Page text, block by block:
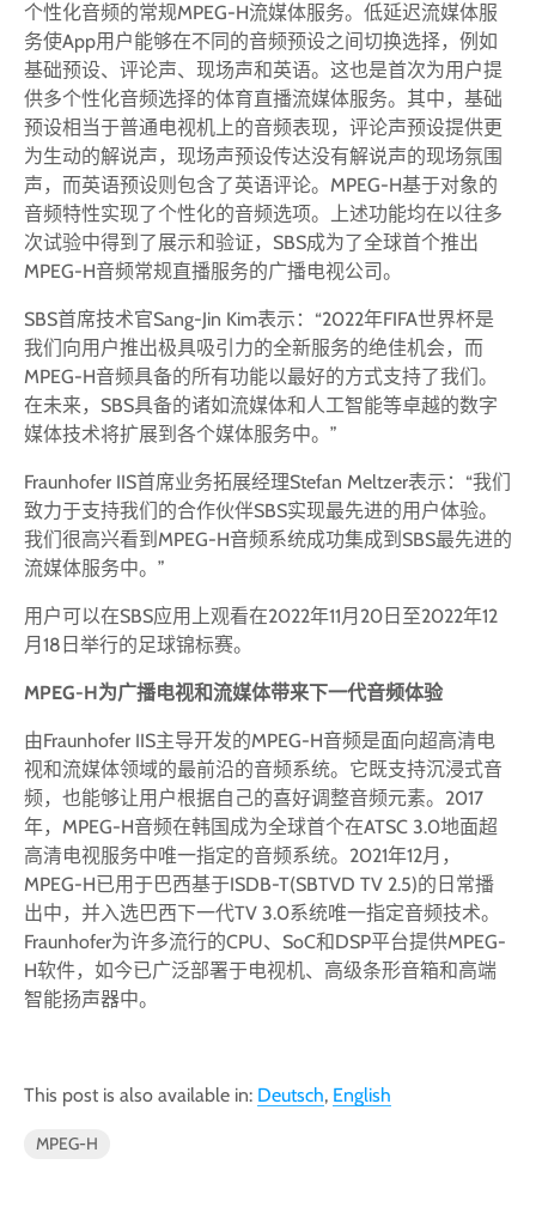
个性化音频的常规MPEG-H流媒体服务。低延迟流媒体服
务使App用户能够在不同的音频预设之间切换选择，例如
基础预设、评论声、现场声和英语。这也是首次为用户提
供多个性化音频选择的体育直播流媒体服务。其中，基础
预设相当于普通电视机上的音频表现，评论声预设提供更
为生动的解说声，现场声预设传达没有解说声的现场氛围
声，而英语预设则包含了英语评论。MPEG-H基于对象的
音频特性实现了个性化的音频选项。上述功能均在以往多
次试验中得到了展示和验证，SBS成为了全球首个推出
MPEG-H音频常规直播服务的广播电视公司。
SBS首席技术官Sang-Jin Kim表示：“2022年FIFA世界杯是
我们向用户推出极具吸引力的全新服务的绝佳机会，而
MPEG-H音频具备的所有功能以最好的方式支持了我们。
在未来，SBS具备的诸如流媒体和人工智能等卓越的数字
媒体技术将扩展到各个媒体服务中。”
Fraunhofer IIS首席业务拓展经理Stefan Meltzer表示：“我们
致力于支持我们的合作伙伴SBS实现最先进的用户体验。
我们很高兴看到MPEG-H音频系统成功集成到SBS最先进的
流媒体服务中。”
用户可以在SBS应用上观看在2022年11月20日至2022年12
月18日举行的足球锦标赛。
MPEG-H为广播电视和流媒体带来下一代音频体验
由Fraunhofer IIS主导开发的MPEG-H音频是面向超高清电
视和流媒体领域的最前沿的音频系统。它既支持沉浸式音
频，也能够让用户根据自己的喜好调整音频元素。2017
年，MPEG-H音频在韩国成为全球首个在ATSC 3.0地面超
高清电视服务中唯一指定的音频系统。2021年12月，
MPEG-H已用于巴西基于ISDB-T(SBTVD TV 2.5)的日常播
出中，并入选巴西下一代TV 3.0系统唯一指定音频技术。
Fraunhofer为许多流行的CPU、SoC和DSP平台提供MPEG-
H软件，如今已广泛部署于电视机、高级条形音箱和高端
智能扬声器中。
This post is also available in: Deutsch English
MPEG-H